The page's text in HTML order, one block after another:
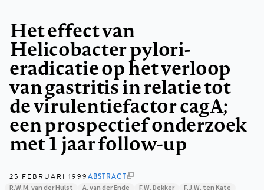
Het effect van
Helicobacter pylori-
eradicatie op het verloop
van gastritis in relatie tot
de virulentiefactor cagA;
een prospectief onderzoek
met 1 jaar follow-up
25 FEBRUARI 1999ABSTRACT
R.W.M. van der Hulst A. van der Ende F.W. Dekker
F.J.W. ten Kate